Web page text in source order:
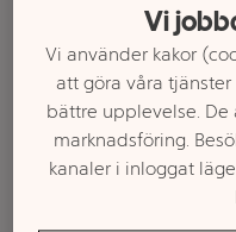
USB-C to USB-C 2m
dubbelpack vit Belkin
Vi
Vi använder kakor
att göra våra
bättre upplevelse. De
marknadsföring.
kanaler i inloggat